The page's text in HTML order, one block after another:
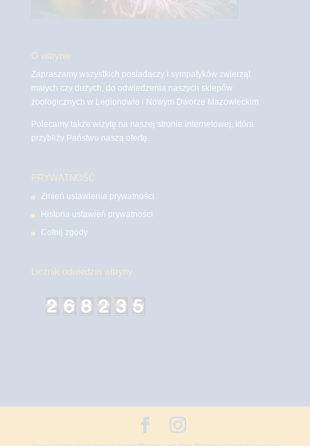
O witrynie
Zapraszamy wszystkich posiadaczy i sympatyków zwierząt
małych czy dużych, do odwiedzenia naszych sklepów
zoologicznych w Legionowie i Nowym Dworze Mazowieckim
Polecamy także wizytę na naszej stronie internetowej, która
przybliży Państwu naszą ofertę.
PRYWATNOŚĆ
Zmień ustawienia prywatności
Historia ustawień prywatności
Cofnij zgody
Licznik odwiedzin witryny